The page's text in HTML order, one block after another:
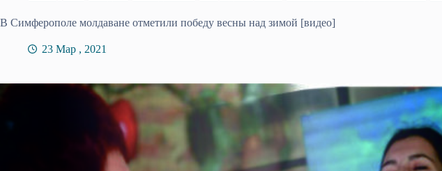
В Симферополе молдаване отметили победу весны над зимой [видео]
23 Мар , 2021